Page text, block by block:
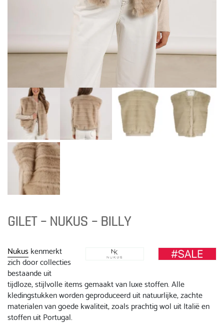
GILET – NUKUS – BILLY
Nukuskenmerkt
zich door collecties
bestaande uit
tijdloze, stijlvolle items gemaakt van luxe stoffen. Alle
kledingstukken worden geproduceerd uit natuurlijke, zachte
materialen van goede kwaliteit, zoals prachtig wol uit Italië en
stoffen uit Portugal.